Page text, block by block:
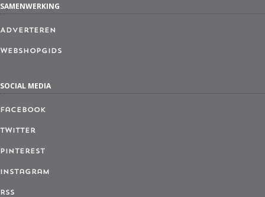
SAMENWERKING
Adverteren
Webshopgids
SOCIAL MEDIA
Facebook
Twitter
Pinterest
Instagram
RSS